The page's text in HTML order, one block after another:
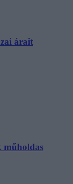
árait
műholdas